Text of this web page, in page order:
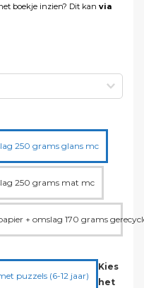
boekje inzien? Dit kan via
250 grams glans mc
250 grams mat mc
+ omslag 170 grams
puzzels (6-12 jaar)
Kies
het